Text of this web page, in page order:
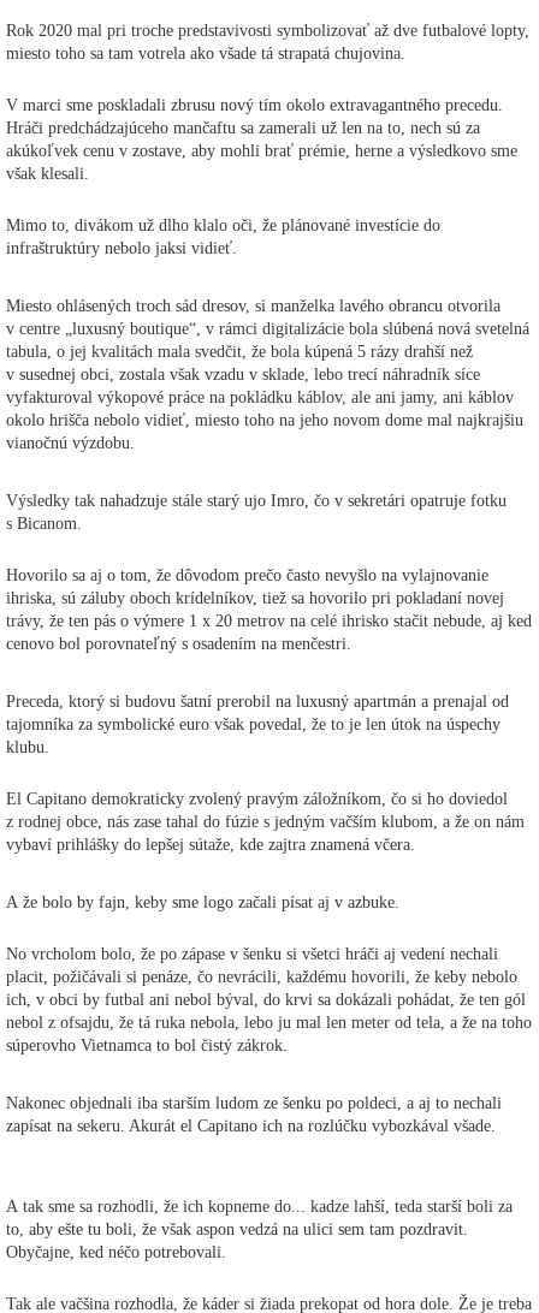
Rok 2020 mal pri troche predstavivosti symbolizovať až dve futbalové lopty,
miesto toho sa tam votrela ako všade tá strapatá chujovina.
V marci sme poskladali zbrusu nový tím okolo extravagantného precedu.
Hráči predchádzajúceho mančaftu sa zamerali už len na to, nech sú za
akúkoľvek cenu v zostave, aby mohli brať prémie, herne a výsledkovo sme
však klesali.
Mimo to, divákom už dlho klalo oči, že plánované investície do
infraštruktúry nebolo jaksi vidieť.
Miesto ohlásených troch sád dresov, si manželka lavého obrancu otvorila
v centre „luxusný boutique“, v rámci digitalizácie bola slúbená nová svetelná
tabula, o jej kvalitách mala svedčit, že bola kúpená 5 rázy drahší než
v susednej obci, zostala však vzadu v sklade, lebo trecí náhradník síce
vyfakturoval výkopové práce na pokládku káblov, ale ani jamy, ani káblov
okolo hrišča nebolo vidieť, miesto toho na jeho novom dome mal najkrajšiu
vianočnú výzdobu.
Výsledky tak nahadzuje stále starý ujo Imro, čo v sekretári opatruje fotku
s Bicanom.
Hovorilo sa aj o tom, že dôvodom prečo často nevyšlo na vylajnovanie
ihriska, sú záluby oboch krídelníkov, tiež sa hovorilo pri pokladaní novej
trávy, že ten pás o výmere 1 x 20 metrov na celé ihrisko stačit nebude, aj ked
cenovo bol porovnateľný s osadením na menčestri.
Preceda, ktorý si budovu šatní prerobil na luxusný apartmán a prenajal od
tajomníka za symbolické euro však povedal, že to je len útok na úspechy
klubu.
El Capitano demokraticky zvolený pravým záložníkom, čo si ho doviedol
z rodnej obce, nás zase tahal do fúzie s jedným vačším klubom, a že on nám
vybaví prihlášky do lepšej sútaže, kde zajtra znamená včera.
A že bolo by fajn, keby sme logo začali písat aj v azbuke.
No vrcholom bolo, že po zápase v šenku si všetci hráči aj vedení nechali
placit, požičávali si penáze, čo nevrácili, každému hovorili, že keby nebolo
ich, v obci by futbal ani nebol býval, do krvi sa dokázali pohádat, že ten gól
nebol z ofsajdu, že tá ruka nebola, lebo ju mal len meter od tela, a že na toho
súperovho Vietnamca to bol čistý zákrok.
Nakonec objednali iba starším ludom ze šenku po poldeci, a aj to nechali
zapísat na sekeru. Akurát el Capitano ich na rozlúčku vybozkával všade.
A tak sme sa rozhodli, že ich kopneme do... kadze lahší, teda starší boli za
to, aby ešte tu boli, že však aspon vedzá na ulici sem tam pozdravit.
Obyčajne, ked néčo potrebovali.
Tak ale vačšina rozhodla, že káder si žiada prekopat od hora dole. Že je treba